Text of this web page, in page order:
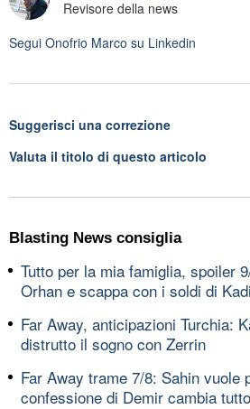
Revisore della news
Segui Onofrio Marco su Linkedin
Suggerisci una correzione
Valuta il titolo di questo articolo
Blasting News consiglia
Tutto per la mia famiglia, spoiler
Orhan e scappa con i soldi di
Far Away, anticipazioni Turchia:
distrutto il sogno con Zerrin
Far Away trame 7/8: Sahin vuole
confessione di Demir cambia tutto